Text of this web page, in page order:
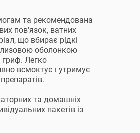
та рекомендована
пов'язок, ватних
що вбирає рідкі
оболонкою
гриф. Легко
всмоктує і утримує
та домашніх
пакетів із